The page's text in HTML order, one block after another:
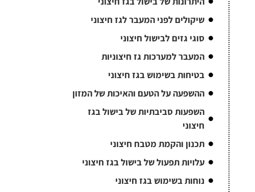
שיקולים לפני המעבר לגז חיצוני
סוגי גזים לבישול חיצוני
המעבר למערכות גז חיצוניות
בטיחות בשימוש בגז חיצוני
ההשפעה על הטעם והאיכות של המזון
השפעות סביבתיות של בישול בגז
חיצוני
תכנון והקמת מטבח חיצוני
עלויות תפעול של בישול בגז חיצוני
נוחות בשימוש בגז חיצוני